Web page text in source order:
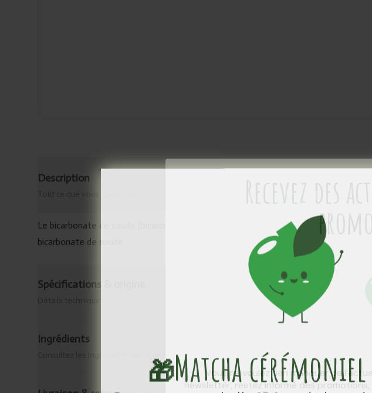
Description
Le bicarbonate de soude (bicarbonate de sodium) est l’ingrédient actif de la levure
bicarbonate de soude
Spécifications & origine
Ingrédients
Consultez les ingrédients de ce produit.
Recevez
Vous ne voulez rien manquer de
newsletter, restez informé des
🎁Matcha cérémoniel